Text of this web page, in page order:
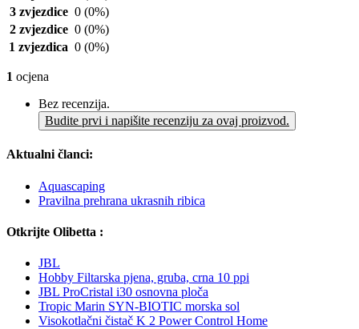
3 zvjezdice 0 (0%)
2 zvjezdice 0 (0%)
1 zvjezdica 0 (0%)
1 ocjena
Bez recenzija.
Budite prvi i napišite recenziju za ovaj proizvod.
Aktualni članci:
Aquascaping
Pravilna prehrana ukrasnih ribica
Otkrijte Olibetta :
JBL
Hobby Filtarska pjena, gruba, crna 10 ppi
JBL ProCristal i30 osnovna ploča
Tropic Marin SYN-BIOTIC morska sol
Visokotlačni čistač K 2 Power Control Home